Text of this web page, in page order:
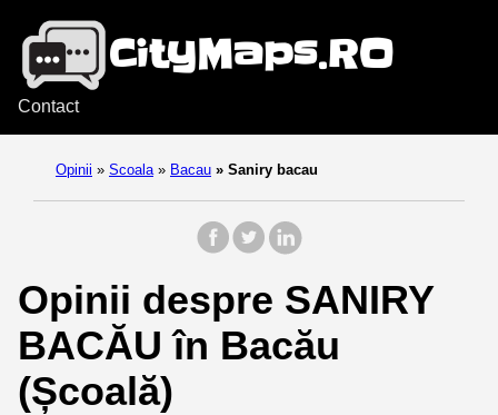
Contact
Opinii » Scoala » Bacau » Saniry bacau
Opinii despre SANIRY
BACĂU în Bacău
(Școală)